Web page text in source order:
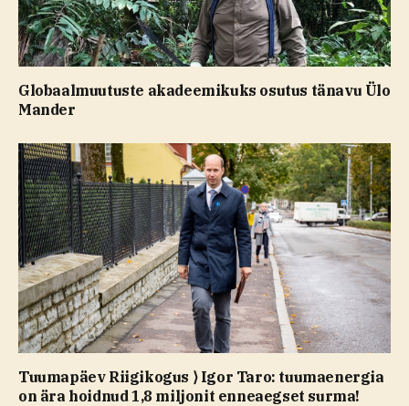
Globaalmuutuste akadeemikuks osutus tänavu Ülo
Mander
Tuumapäev Riigikogus ⟩ Igor Taro: tuumaenergia
on ära hoidnud 1,8 miljonit enneaegset surma!